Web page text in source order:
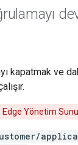
kapatmak ve
Yönetim